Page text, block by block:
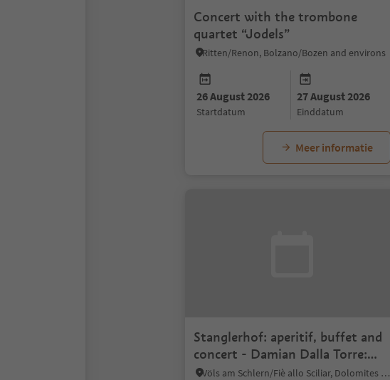
Concert with the trombone
quartet “Jodels”
Ritten/Renon, Bolzano/Bozen and environs
26 August 2026
startdatum
27 August 2026
einddatum
Meer informatie
Stanglerhof: aperitif, buffet and
concert - Damian Dalla Torre:
People Pleaser
Völs am Schlern/Fiè allo Sciliar, Dolomites Region Seiser Alm